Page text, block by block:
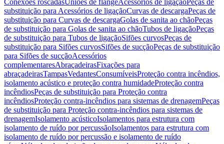
Conexões roscadasUniões de flangeAcessórios de ligaçãoPeças de
substituição para Acessórios de ligaçãoCurvas de descargaPeças de
substituição para Curvas de descargaGolas de sanita ao chãoPeças
de substituição para Golas de sanita ao chãoTubos de ligaçãoPeças
de substituição para Tubos de ligaçãoSifões curvosPeças de
substituição para Sifões curvosSifões de sucçãoPeças de substituição
para Sifões de sucçãoAcessórios
complementaresAbraçadeirasFixações para
abraçadeirasTampasVedantesConsumíveisProteção contra incêndios,
isolamento acústico e proteção contra humidadeProteção contra
incêndiosPeças de substituição para Proteção contra
incêndiosProteção contra-incêndios para sistemas de drenagemPeças
de substituição para Proteção contra-incêndios para sistemas de
drenagemIsolamento acústicoIsolamentos para estrutura com
isolamento de ruído por percussãoIsolamentos para estrutura com
isolamento de ruído por percussão e isolamento de ruído